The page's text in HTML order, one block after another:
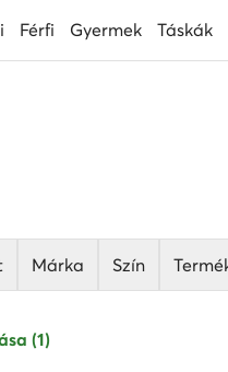
Férfi Gyermek Táskák
Márka Szín
(1)